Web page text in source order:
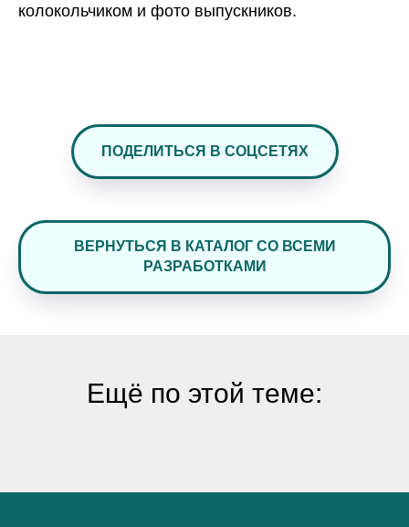
колокольчиком и фото выпускников.
ПОДЕЛИТЬСЯ В СОЦСЕТЯХ
ВЕРНУТЬСЯ В КАТАЛОГ СО ВСЕМИ
РАЗРАБОТКАМИ
Ещё по этой теме: